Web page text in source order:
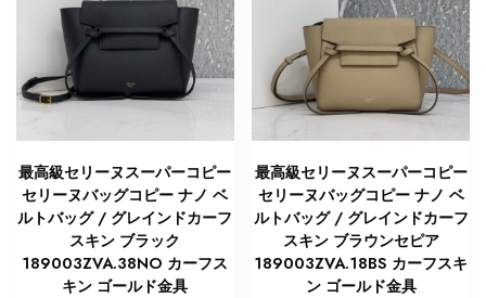
最高級セリーヌスーパーコピー
セリーヌバッグコピー ナノ ベ
ルトバッグ / グレインドカーフ
スキン ブラック
189003ZVA.38NO カーフス
キン ゴールド金具
最高級セリーヌスーパーコピー
セリーヌバッグコピー ナノ ベ
ルトバッグ / グレインドカーフ
スキン ブラウンセピア
189003ZVA.18BS カーフスキ
ン ゴールド金具